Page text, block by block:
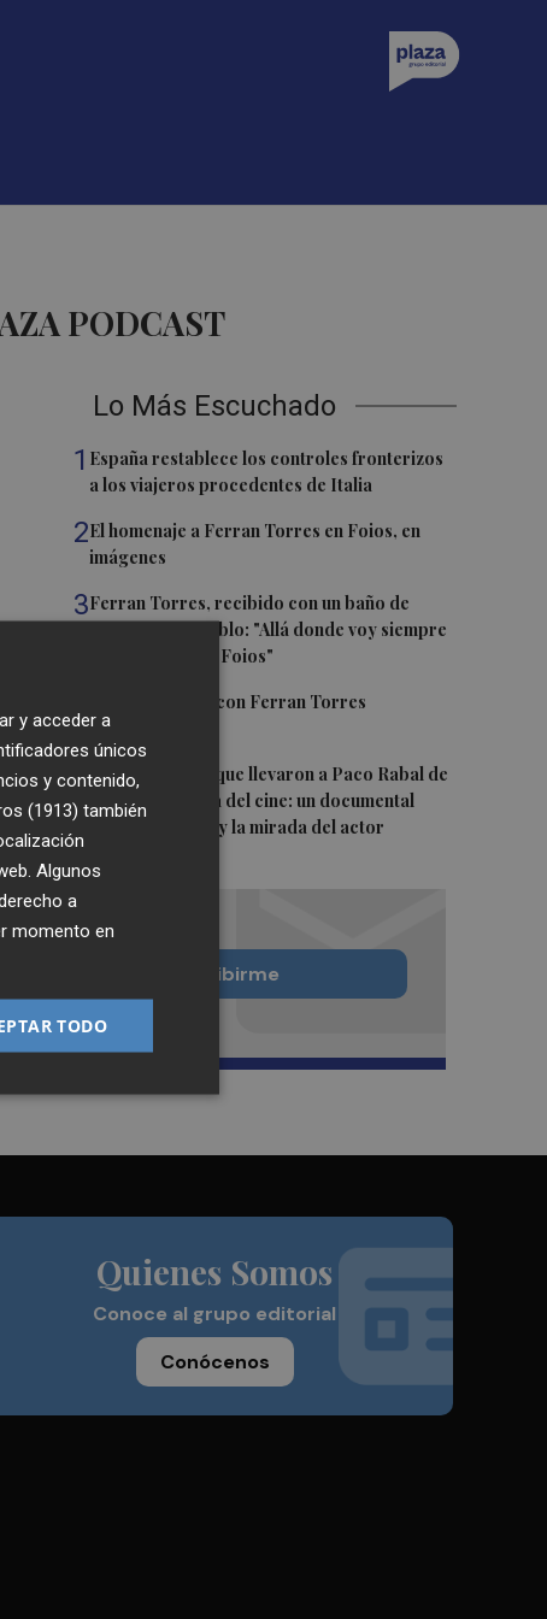
PODCAST
Lo Más Escuchado
1 España restablece los controles fronterizos
a los viajeros procedentes de Italia
2El homenaje a Ferran Torres en Foios, en
imágenes
3Ferran Torres, recibido con un baño de
masas en su pueblo: "Allá donde voy siempre
digo que soy de Foios"
Foios se vuelca con Ferran Torres
5Las '200 vidas' que llevaron a Paco Rabal de
Águilas a la cima del cine: un documental
recupera la voz y la mirada del actor
Quiero suscribirme
Quienes Somos
Conoce al grupo editorial
Conócenos
y acceder a
únicos
y contenido,
(1913) también
Algunos
a
momento en
TODO